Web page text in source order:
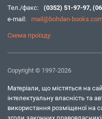
Тел./факс:
(0352) 51-97-97,
e-mail:
mail@bohdan-
Схема проїзду
Copyright © 1997-2026
Матеріали, що містяться на
інтелектуальну власність та
використання розміщеної на